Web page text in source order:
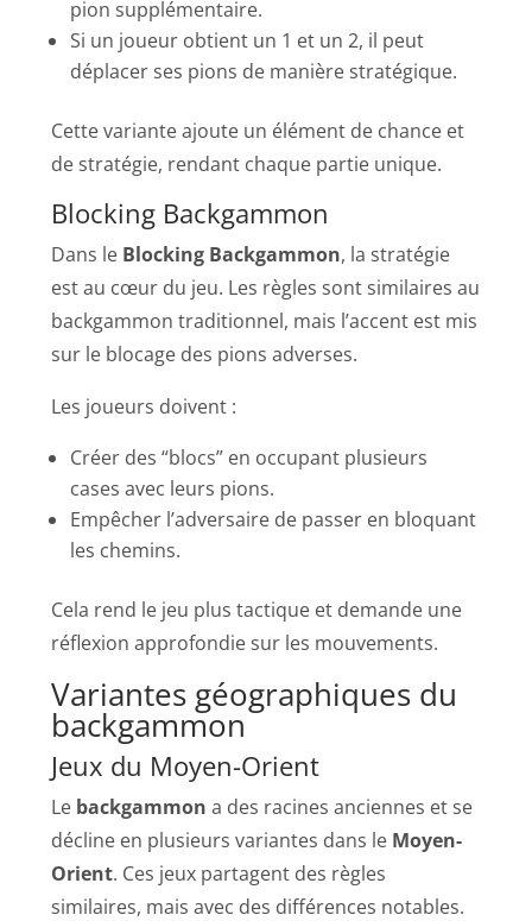
pion supplémentaire.
Si un joueur obtient un 1 et un 2, il peut
déplacer ses pions de manière stratégique.
Cette variante ajoute un élément de chance et
de stratégie, rendant chaque partie unique.
Blocking Backgammon
Dans le Blocking Backgammon, la stratégie
est au cœur du jeu. Les règles sont similaires au
backgammon traditionnel, mais l’accent est mis
sur le blocage des pions adverses.
Les joueurs doivent :
Créer des “blocs” en occupant plusieurs
cases avec leurs pions.
Empêcher l’adversaire de passer en bloquant
les chemins.
Cela rend le jeu plus tactique et demande une
réflexion approfondie sur les mouvements.
Variantes géographiques du
backgammon
Jeux du Moyen-Orient
Le backgammon a des racines anciennes et se
décline en plusieurs variantes dans le Moyen-
Orient. Ces jeux partagent des règles
similaires, mais avec des différences notables.